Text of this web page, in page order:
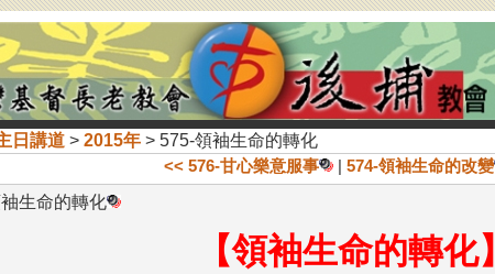
日講道> 2015年> 575-領袖生命的轉化
<< 576-甘心樂意服事
| 574-領袖生命的改變
生命的轉化
【領袖生命的轉化】